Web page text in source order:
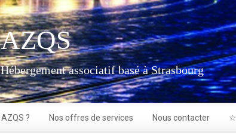
AZQS
Hébergement associatif basé à Strasbourg
AZQS ? Nos offres de services Nous contacter ☆